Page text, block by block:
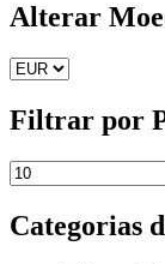
Alterar
Filtrar por
Categorias